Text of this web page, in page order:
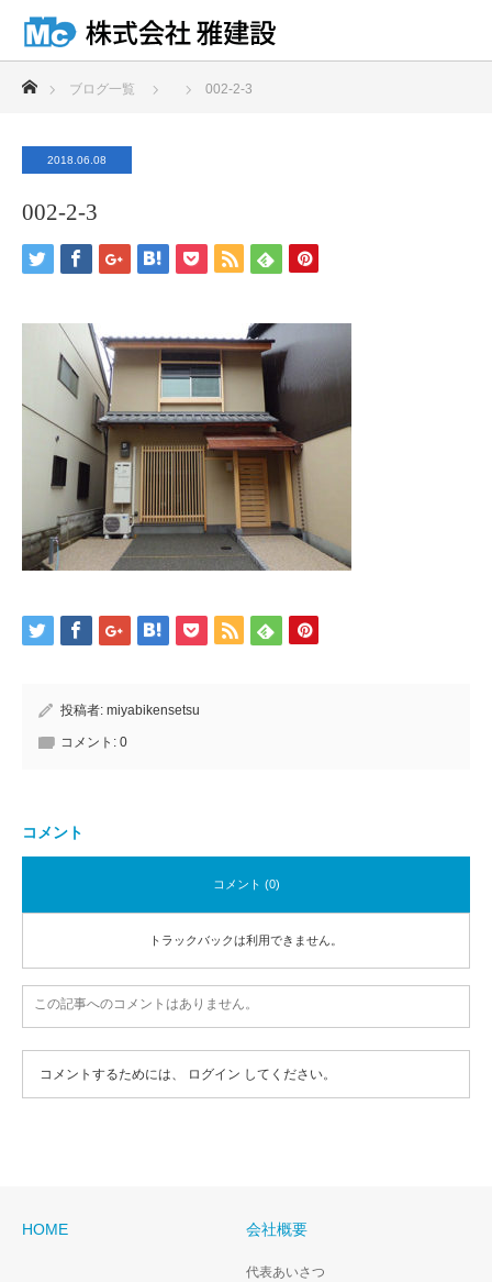
ブログ一覧 002-2-3
2018.06.08
002-2-3
投稿者: miyabikensetsu
コメント: 0
コメント
コメント (0)
トラックバックは利用できません。
この記事へのコメントはありません。
コメントするためには、 ログイン してください。
HOME 会社概要
代表あいさつ